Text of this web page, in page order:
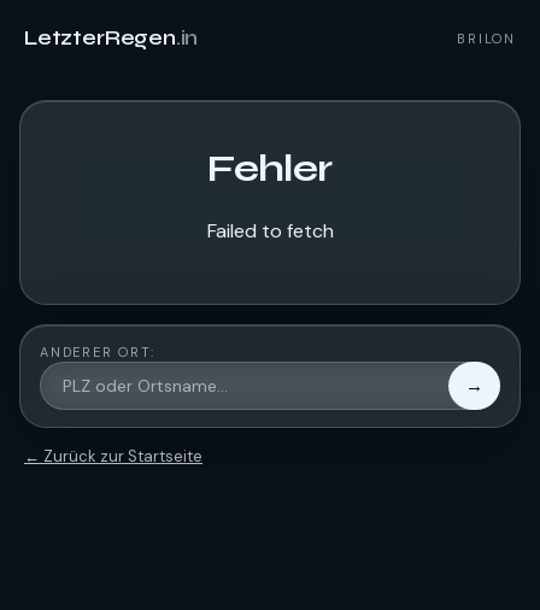
LetzterRegen.in BRILON
Fehler
Failed to fetch
ANDERER ORT:
→
← Zurück zur Startseite